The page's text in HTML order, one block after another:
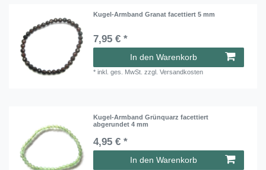
Kugel-Armband Granat facettiert 5 mm
7,95 € *
In den Warenkorb
*inkl. ges. MwSt. zzgl.Versandkosten
Kugel-Armband Grünquarz facettiert
abgerundet 4 mm
4,95 € *
In den Warenkorb